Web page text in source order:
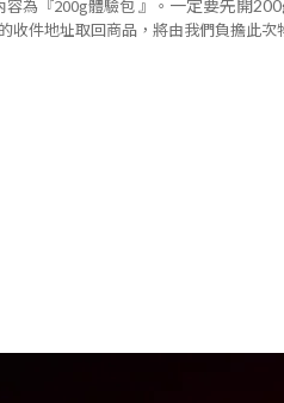
為『200g體驗包 』。 一定要先開
件地址取回商品，將由我們負擔此次